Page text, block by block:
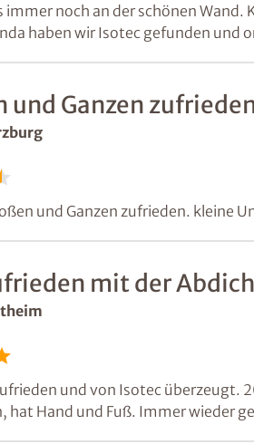
wir ISOTEC mit der
Vertikalschnitte, komplett neuer
Termin begonnen und
hatte.
stets pünktlich vor Ort, Herr
sicherlich nicht – aber wir können
Analyse, Ausführung und
haben.
immer noch an der schönen
haben wir Isotec gefunden und
und Ganzen
und Ganzen zufrieden. kleine
mit der
und von Isotec überzeugt.
hat Hand und Fuß. Immer wieder